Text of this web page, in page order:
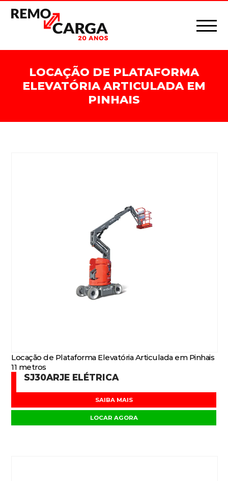
LOCAÇÃO DE PLATAFORMA
ELEVATÓRIA ARTICULADA EM
PINHAIS
Locação de Plataforma Elevatória Articulada em Pinhais
11 metros
SJ30ARJE ELÉTRICA
SAIBA MAIS
LOCAR AGORA